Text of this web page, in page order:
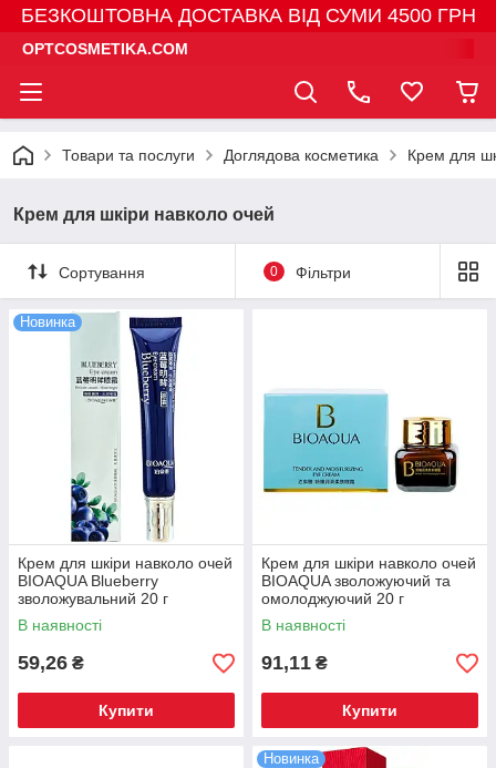
БЕЗКОШТОВНА ДОСТАВКА ВІД СУМИ 4500 ГРН
OPTCOSMETIKA.COM
Товари та послуги Доглядова косметика Крем для
Крем для шкіри навколо очей
Сортування 0 Фільтри
Новинка
Крем для шкіри навколо очей
BIOAQUA Blueberry
зволожувальний 20 г
В наявності
59,26 ₴
Купити
Крем для шкіри навколо очей
BIOAQUA зволожуючий та
омолоджуючий 20 г
В наявності
91,11 ₴
Купити
Новинка